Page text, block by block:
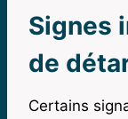
Signes
de
Certains